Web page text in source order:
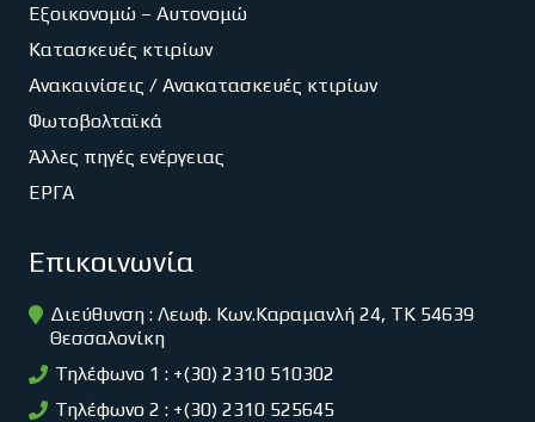
Εξοικονομώ – Αυτονομώ
Κατασκευές κτιρίων
Ανακαινίσεις / Ανακατασκευές κτιρίων
Φωτοβολταϊκά
Άλλες πηγές ενέργειας
ΕΡΓΑ
Επικοινωνία
Διεύθυνση : Λεωφ. Κων.Καραμανλή 24, ΤΚ 54639
Θεσσαλονίκη
Τηλέφωνο 1 : +(30) 2310 510302
Τηλέφωνο 2 : +(30) 2310 525645